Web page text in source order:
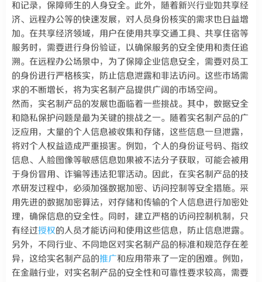
和记录，保障师生的人身安全。此外，随着新兴行业如共享经
济、远程办公等的快速发展，对人员身份核实的需求也日益增
加。在共享经济领域，用户在使用共享交通工具、共享住宿等
服务时，需要进行身份验证，以确保服务的安全使用和责任追
溯。在远程办公场景中，为了保障企业信息安全，需要对员工
的身份进行严格核实，防止信息泄露和非法访问。这些市场需
求的不断增长，将为实名制产品提供广阔的市场空间。
然而，实名制产品的发展也面临着一些挑战。其中，数据安全
和隐私保护问题是最为关键的挑战之一。随着实名制产品的广
泛应用，大量的个人信息被收集和存储，这些信息一旦泄露，
将对个人权益造成严重损害。例如，个人的身份证号码、指纹
信息、人脸图像等敏感信息如果被不法分子获取，可能会被用
于身份冒用、诈骗等违法犯罪活动。因此，在实名制产品的技
术研发过程中，必须加强数据加密、访问控制等安全措施。采
用先进的数据加密算法，对存储和传输的个人信息进行加密处
理，确保信息的安全性。同时，建立严格的访问控制机制，只
有经过授权的人员才能访问和使用这些信息，防止信息泄露。
另外，不同行业、不同地区对实名制产品的标准和规范存在差
异，这给实名制产品的推广和应用带来了一定的困难。例如，
在金融行业，对实名制产品的安全性和可靠性要求较高，需要